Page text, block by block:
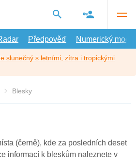
Předpověď Numerický model
slunečný s letními, zítra i tropickými
Blesky
(černě), kde za posledních deset
informací k bleskům naleznete v